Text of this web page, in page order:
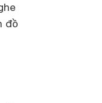
đồ